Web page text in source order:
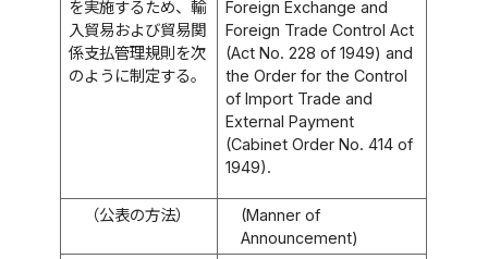
を実施するため、輸
入貿易および貿易関
係支払管理規則を次
のように制定する。
Foreign Exchange and
Foreign Trade Control Act
(Act No. 228 of 1949) and
the Order for the Control
of Import Trade and
External Payment
(Cabinet Order No. 414 of
1949).
（公表の方法）
(Manner of
Announcement)